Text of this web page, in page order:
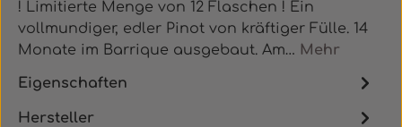
! Limitierte Menge von 12 Flaschen ! Ein
vollmundiger, edler Pinot von kräftiger Fülle. 14
Monate im Barrique ausgebaut. Am… Mehr
Eigenschaften
Hersteller